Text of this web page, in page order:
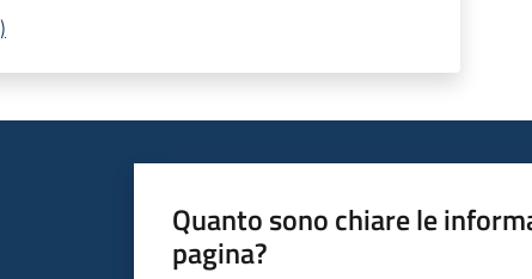
)
Quanto sono chiare le
pagina?